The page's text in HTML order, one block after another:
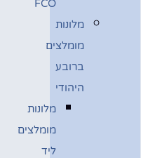
FCO
מלונות
מומלצים
ברובע
היהודי
מלונות
מומלצים
ליד